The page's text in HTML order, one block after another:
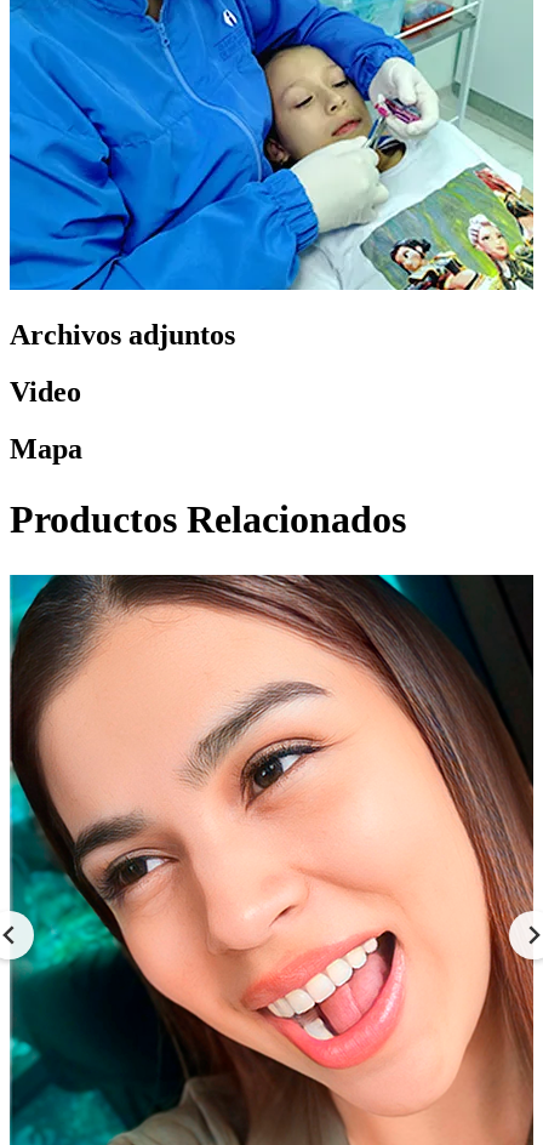
Archivos adjuntos
Video
Mapa
Productos Relacionados